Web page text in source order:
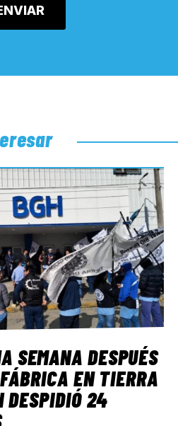
SEMANA DESPUÉS
EN TIERRA
DESPIDIÓ 24